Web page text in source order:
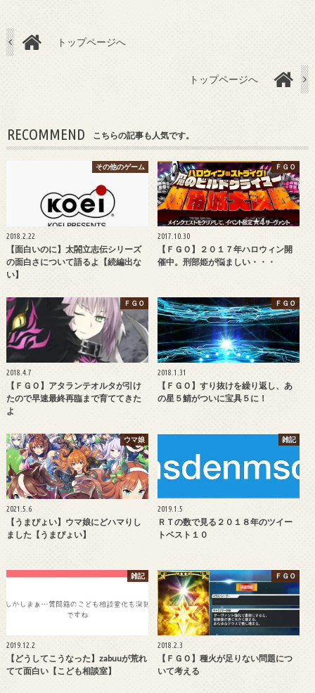
トップページへ
トップページへ
RECOMMEND こちらの記事も人気です。
その他のゲーム
2018.2.22
【面白いのに】太閤立志伝シリーズ
の面白さについて語るよ【続編出な
い】
ＦＧＯ
2017.10.30
【ＦＧＯ】２０１７年ハロウィン開
催中。刑部姫が悩ましい・・・
ＦＧＯ
2018.4.7
【ＦＧＯ】アタランテオルタが引け
たので早速最終再臨まで育ててきた
よ
ＦＧＯ
2018.1.31
【ＦＧＯ】すり抜けを繰り返し、あ
の星５鯖がついに宝具５に！
ウマ娘
2021.5.6
【うまぴょい】ウマ娘にどハマりし
ました【うまぴょい】
雑記
2019.1.5
ＲＴの数で見る２０１８年のツイー
トベスト１０
雑記
2019.12.2
【どうしてこうなった】zabuuが荒れ
てて面白い【こども相談室】
ＦＧＯ
2018.2.3
【ＦＧＯ】種火が足りない問題につ
いて考える